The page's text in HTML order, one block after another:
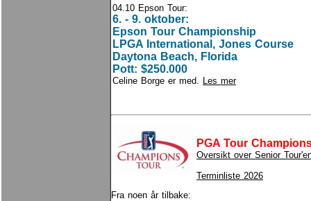
04.10 Epson Tour:
6. - 9. oktober:
Epson Tour Championship
LPGA International, Jones Course
Daytona Beach, Florida
Pott: $250.000
Celine Borge er med. Les mer
PGA Tour
Oversikt over Senior
Terminliste 2026
Fra noen år tilbake: